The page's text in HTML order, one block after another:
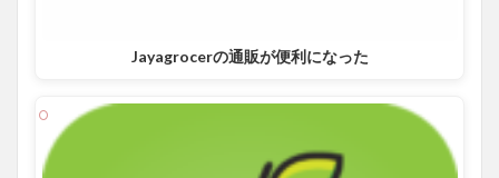
Jayagrocerの通販が便利になった